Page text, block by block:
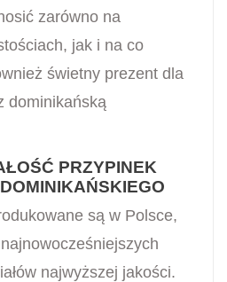
zarówno na
jak i na co
świetny prezent dla
dominikańską
PRZYPINEK
są w Polsce,
najwyższej jakości.